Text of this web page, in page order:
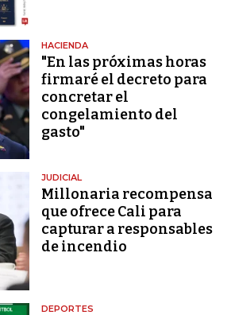
HACIENDA
"En las próximas horas
firmaré el decreto para
concretar el
congelamiento del
gasto"
JUDICIAL
Millonaria recompensa
que ofrece Cali para
capturar a responsables
de incendio
DEPORTES